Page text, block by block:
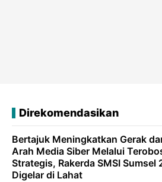
Direkomendasikan
Bertajuk Meningkatkan Gerak
Arah Media Siber Melalui
Strategis, Rakerda SMSI Sumsel
Digelar di Lahat